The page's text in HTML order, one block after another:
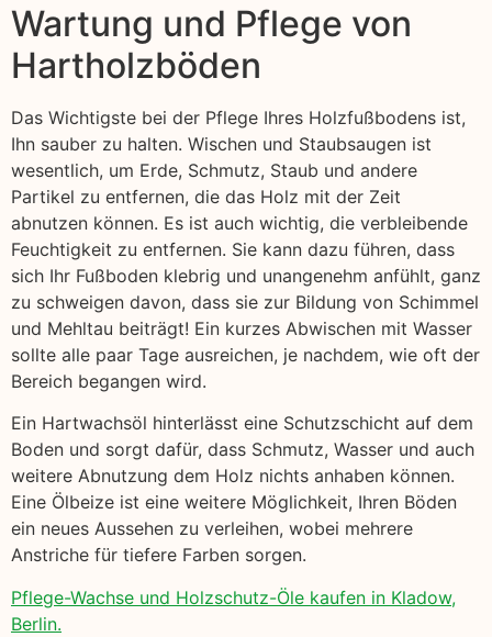
Wartung und Pflege von
Hartholzböden
Das Wichtigste bei der Pflege Ihres Holzfußbodens ist,
Ihn sauber zu halten. Wischen und Staubsaugen ist
wesentlich, um Erde, Schmutz, Staub und andere
Partikel zu entfernen, die das Holz mit der Zeit
abnutzen können. Es ist auch wichtig, die verbleibende
Feuchtigkeit zu entfernen. Sie kann dazu führen, dass
sich Ihr Fußboden klebrig und unangenehm anfühlt, ganz
zu schweigen davon, dass sie zur Bildung von Schimmel
und Mehltau beiträgt! Ein kurzes Abwischen mit Wasser
sollte alle paar Tage ausreichen, je nachdem, wie oft der
Bereich begangen wird.
Ein Hartwachsöl hinterlässt eine Schutzschicht auf dem
Boden und sorgt dafür, dass Schmutz, Wasser und auch
weitere Abnutzung dem Holz nichts anhaben können.
Eine Ölbeize ist eine weitere Möglichkeit, Ihren Böden
ein neues Aussehen zu verleihen, wobei mehrere
Anstriche für tiefere Farben sorgen.
Pflege-Wachse und Holzschutz-Öle kaufen in Kladow,
Berlin.